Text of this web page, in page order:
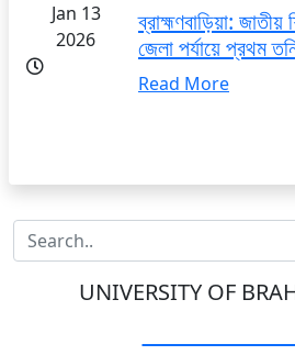
Jan 13
2026
ব্রাহ্মণবাড়িয়া:
জেলা পর্যায়ে প্রথম
Read More
UNIVERSITY OF